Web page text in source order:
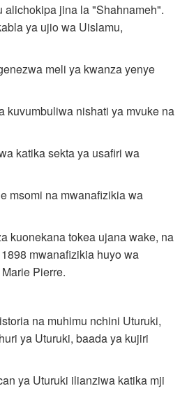
alichokipa jina la "Shahnameh".
ya ujio wa Uislamu,
meli ya kwanza yenye
kuvumbuliwa nishati ya mvuke na
katika sekta ya usafiri wa
msomi na mwanafizikia wa
kuonekana tokea ujana wake, na
mwanafizikia huyo wa
Pierre.
na muhimu nchini Uturuki,
ya Uturuki, baada ya kujiri
ya Uturuki ilianziwa katika mji